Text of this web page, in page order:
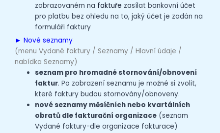
zobrazovaném na faktuře zasílat bankovní účet
pro platbu bez ohledu na to, jaký účet je zadán na
formuláři faktury
► Nové seznamy
(menu Vydané faktury / Seznamy / Hlavní údaje /
nabídka Seznamy)
seznam pro hromadné stornování/obnovení
faktur. Po zobrazení seznamu je možné si zvolit,
které faktury budou stornovány/obnoveny.
nové seznamy měsíčních nebo kvartálních
obratů dle fakturační organizace (seznam
Vydané faktury-dle organizace fakturace)